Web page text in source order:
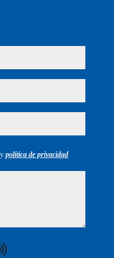
política de privacidad